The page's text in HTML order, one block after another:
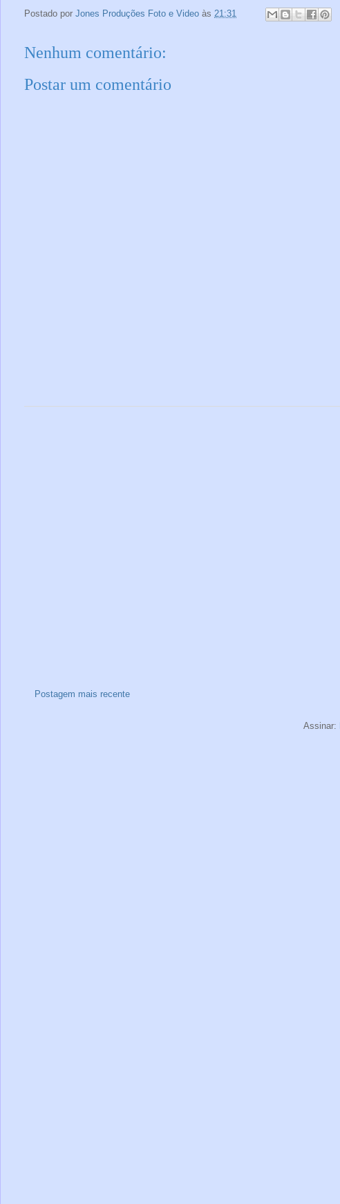
Postado por Jones Produções Foto e Video às 21:31
Nenhum comentário:
Postar um comentário
Postagem mais recente
Assinar: